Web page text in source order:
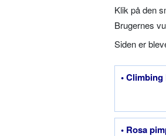
Klik på den
Brugernes
Siden er
•
• Rosa